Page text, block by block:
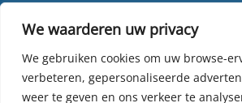
We waarderen uw privacy
We gebruiken cookies om uw browse-
verbeteren, gepersonaliseerde
weer te geven en ons verkeer te